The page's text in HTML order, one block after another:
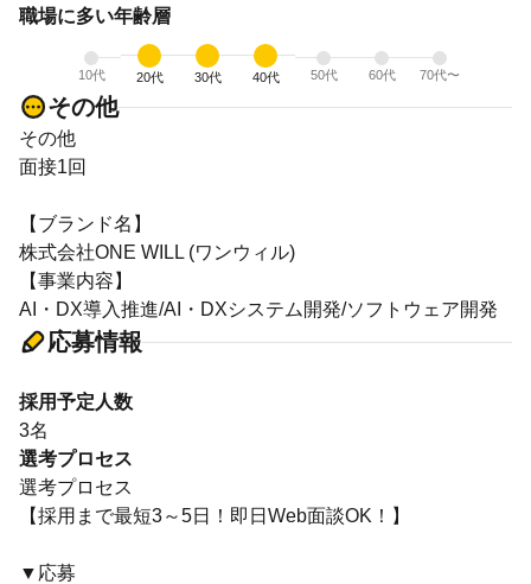
職場に多い年齢層
10代 20代 30代 40代 50代 60代 70代〜
その他
その他
面接1回
【ブランド名】
株式会社ONE WILL (ワンウィル)
【事業内容】
AI・DX導入推進/AI・DXシステム開発/ソフトウェア開発
応募情報
採用予定人数
3名
選考プロセス
選考プロセス
【採用まで最短3～5日！即日Web面談OK！】
▼応募